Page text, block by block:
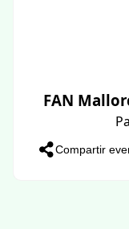
FAN
Compartir